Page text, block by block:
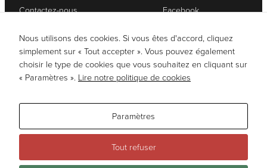
Contactez-nous
Politique de confidentialité
Due diligence assessment (Norwegian)
Facebook
YouTube
LinkedIn
Nous utilisons des cookies. Si vous êtes d'accord, cliquez
simplement sur « Tout accepter ». Vous pouvez également
choisir le type de cookies que vous souhaitez en cliquant sur
« Paramètres ». Lire notre politique de cookies
Paramètres
Tout refuser